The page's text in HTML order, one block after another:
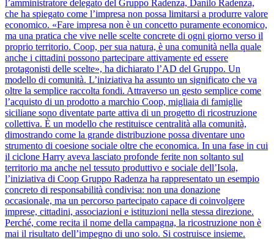
l’amministratore delegato del Gruppo Radenza, Danilo Radenza,
che ha spiegato come l’impresa non possa limitarsi a produrre valore
economico. «Fare impresa non è un concetto puramente economico,
ma una pratica che vive nelle scelte concrete di ogni giorno verso il
proprio territorio. Coop, per sua natura, è una comunità nella quale
anche i cittadini possono partecipare attivamente ed essere
protagonisti delle scelte», ha dichiarato l’AD del Gruppo. Un
modello di comunità. L’iniziativa ha assunto un significato che va
oltre la semplice raccolta fondi. Attraverso un gesto semplice come
l’acquisto di un prodotto a marchio Coop, migliaia di famiglie
siciliane sono diventate parte attiva di un progetto di ricostruzione
collettiva. È un modello che restituisce centralità alla comunità,
dimostrando come la grande distribuzione possa diventare uno
strumento di coesione sociale oltre che economica. In una fase in cui
il ciclone Harry aveva lasciato profonde ferite non soltanto sul
territorio ma anche nel tessuto produttivo e sociale dell’Isola,
l’iniziativa di Coop Gruppo Radenza ha rappresentato un esempio
concreto di responsabilità condivisa: non una donazione
occasionale, ma un percorso partecipato capace di coinvolgere
imprese, cittadini, associazioni e istituzioni nella stessa direzione.
Perché, come recita il nome della campagna, la ricostruzione non è
mai il risultato dell’impegno di uno solo. Si costruisce insieme.